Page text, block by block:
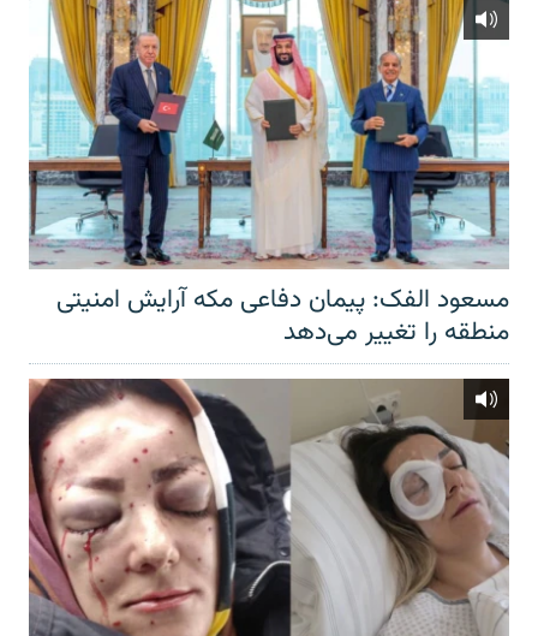
مسعود الفک: پیمان دفاعی مکه آرایش امنیتی
منطقه را تغییر می‌دهد